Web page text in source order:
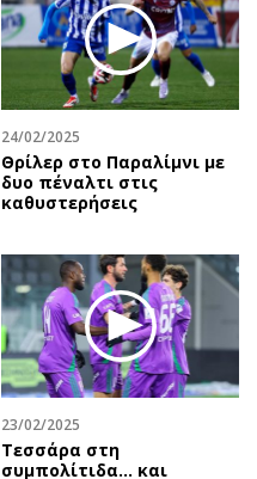
24/02/2025
Θρίλερ στο Παραλίμνι με
δυο πέναλτι στις
καθυστερήσεις
23/02/2025
Τεσσάρα στη
συμπολίτιδα... και